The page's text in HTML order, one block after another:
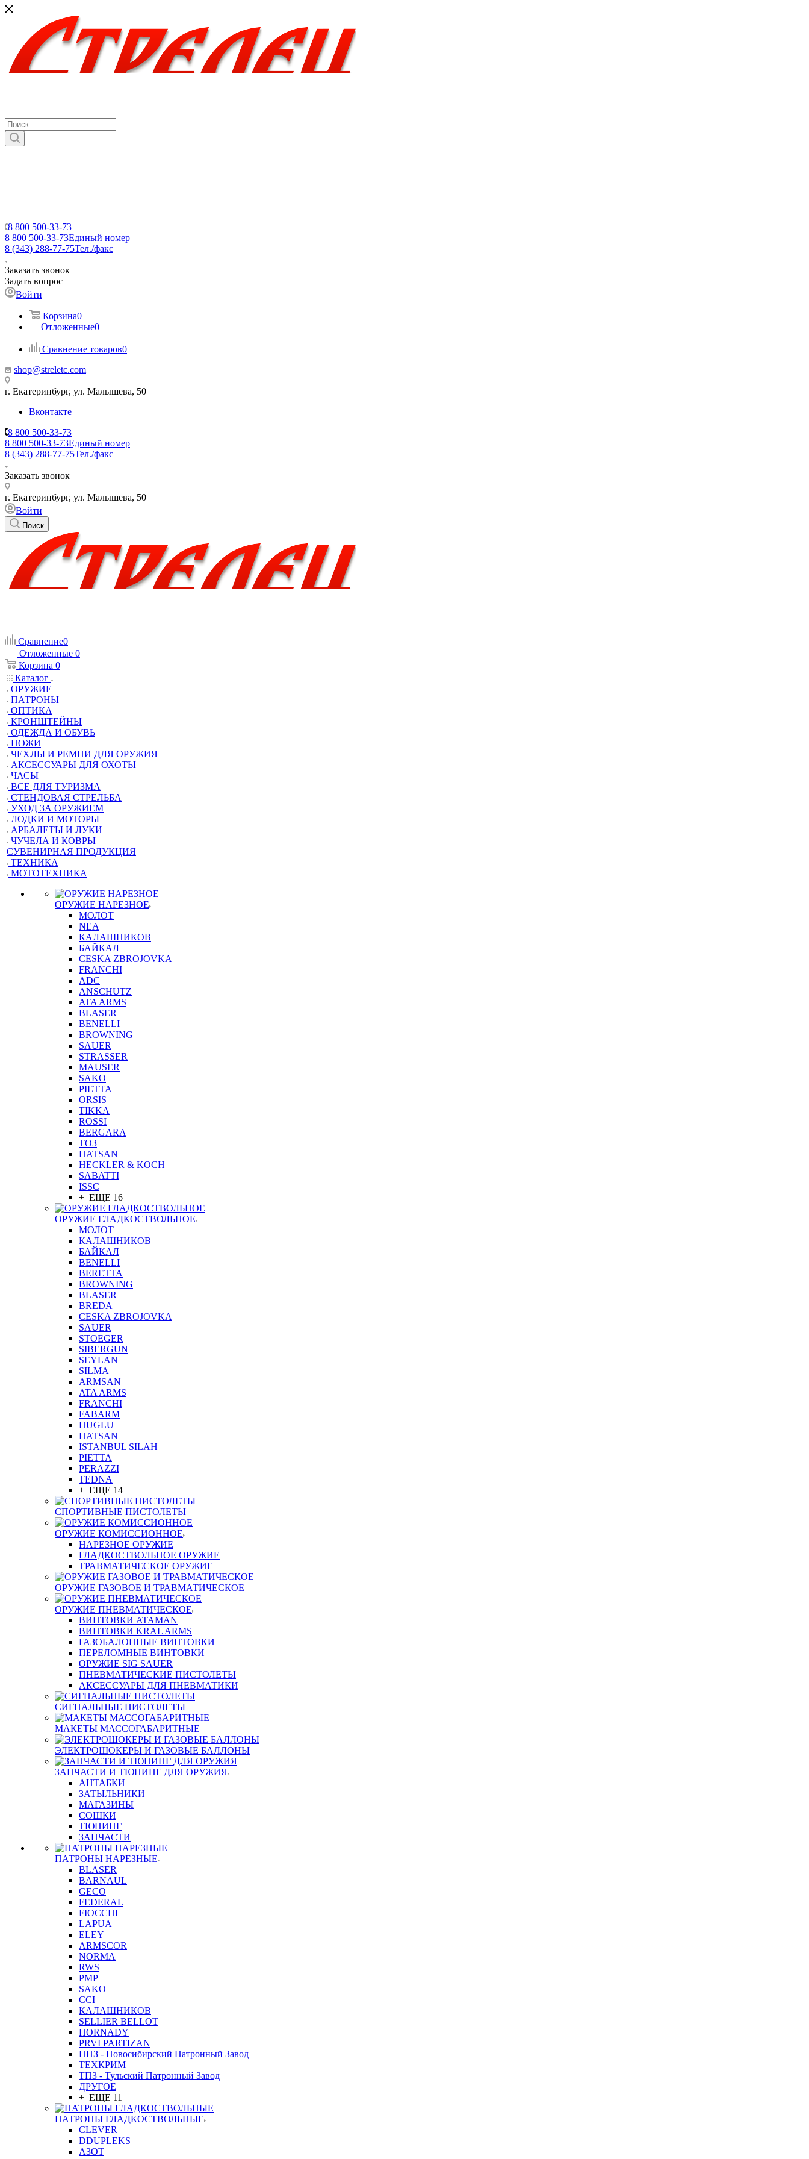
8 800 500-33-73
8 800 500-33-73Единый номер
8 (343) 288-77-75Тел./факс
Заказать звонок
Задать вопрос
Войти
Корзина0
Отложенные0
Сравнение товаров0
shop@streletc.com
г. Екатеринбург, ул. Малышева, 50
Вконтакте
8 800 500-33-73
8 800 500-33-73Единый номер
8 (343) 288-77-75Тел./факс
Заказать звонок
г. Екатеринбург, ул. Малышева, 50
Войти
Поиск
Сравнение0
Отложенные 0
Корзина 0
Каталог
ОРУЖИЕ
ПАТРОНЫ
ОПТИКА
КРОНШТЕЙНЫ
ОДЕЖДА И ОБУВЬ
НОЖИ
ЧЕХЛЫ И РЕМНИ ДЛЯ ОРУЖИЯ
АКСЕССУАРЫ ДЛЯ ОХОТЫ
ЧАСЫ
ВСЕ ДЛЯ ТУРИЗМА
СТЕНДОВАЯ СТРЕЛЬБА
УХОД ЗА ОРУЖИЕМ
ЛОДКИ И МОТОРЫ
АРБАЛЕТЫ И ЛУКИ
ЧУЧЕЛА И КОВРЫ
СУВЕНИРНАЯ ПРОДУКЦИЯ
ТЕХНИКА
МОТОТЕХНИКА
ОРУЖИЕ НАРЕЗНОЕ
МОЛОТ
NEA
КАЛАШНИКОВ
БАЙКАЛ
CESKA ZBROJOVKA
FRANCHI
ADC
ANSCHUTZ
ATA ARMS
BLASER
BENELLI
BROWNING
SAUER
STRASSER
MAUSER
SAKO
PIETTA
ORSIS
TIKKA
ROSSI
BERGARA
ТОЗ
HATSAN
HECKLER & KOCH
SABATTI
ISSC
+ ЕЩЕ 16
ОРУЖИЕ ГЛАДКОСТВОЛЬНОЕ
МОЛОТ
КАЛАШНИКОВ
БАЙКАЛ
BENELLI
BERETTA
BROWNING
BLASER
BREDA
CESKA ZBROJOVKA
SAUER
STOEGER
SIBERGUN
SEYLAN
SILMA
ARMSAN
ATA ARMS
FRANCHI
FABARM
HUGLU
HATSAN
ISTANBUL SILAH
PIETTA
PERAZZI
TEDNA
+ ЕЩЕ 14
СПОРТИВНЫЕ ПИСТОЛЕТЫ
ОРУЖИЕ КОМИССИОННОЕ
НАРЕЗНОЕ ОРУЖИЕ
ГЛАДКОСТВОЛЬНОЕ ОРУЖИЕ
ТРАВМАТИЧЕСКОЕ ОРУЖИЕ
ОРУЖИЕ ГАЗОВОЕ И ТРАВМАТИЧЕСКОЕ
ОРУЖИЕ ПНЕВМАТИЧЕСКОЕ
ВИНТОВКИ ATAMAN
ВИНТОВКИ KRAL ARMS
ГАЗОБАЛОННЫЕ ВИНТОВКИ
ПЕРЕЛОМНЫЕ ВИНТОВКИ
ОРУЖИЕ SIG SAUER
ПНЕВМАТИЧЕСКИЕ ПИСТОЛЕТЫ
АКСЕССУАРЫ ДЛЯ ПНЕВМАТИКИ
СИГНАЛЬНЫЕ ПИСТОЛЕТЫ
МАКЕТЫ МАССОГАБАРИТНЫЕ
ЭЛЕКТРОШОКЕРЫ И ГАЗОВЫЕ БАЛЛОНЫ
ЗАПЧАСТИ И ТЮНИНГ ДЛЯ ОРУЖИЯ
АНТАБКИ
ЗАТЫЛЬНИКИ
МАГАЗИНЫ
СОШКИ
ТЮНИНГ
ЗАПЧАСТИ
ПАТРОНЫ НАРЕЗНЫЕ
BLASER
BARNAUL
GEСO
FEDERAL
FIOCCHI
LAPUA
ELEY
ARMSCOR
NORMA
RWS
PMP
SAKO
CCI
КАЛАШНИКОВ
SELLIER BELLOT
HORNADY
PRVI PARTIZAN
НПЗ - Новосибирский Патронный Завод
ТЕХКРИМ
ТПЗ - Тульский Патронный Завод
ДРУГОЕ
+ ЕЩЕ 11
ПАТРОНЫ ГЛАДКОСТВОЛЬНЫЕ
CLEVER
DDUPLEKS
АЗОТ